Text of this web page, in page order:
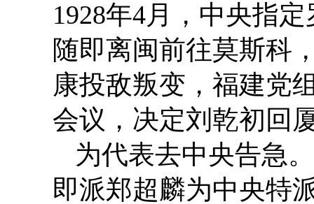
1928年4月，中央指
随即离闽前往莫斯科
康投敌叛变，福建党
会议，决定刘乾初回
为代表去中央告急
即派郑超麟为中央特